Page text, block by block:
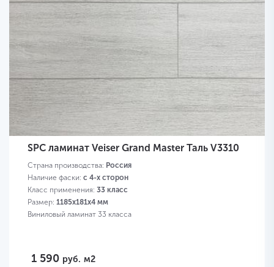
SPC ламинат Veiser Grand Master Таль V3310
Страна производства: Россия
Наличие фаски: с 4-х сторон
Класс применения: 33 класс
Размер: 1185х181х4 мм
Виниловый ламинат 33 класса
1 590 руб. м2